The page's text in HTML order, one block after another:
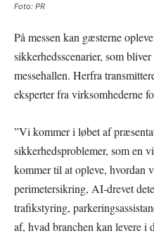
Foto: PR
På messen kan gæsterne
sikkerhedsscenarier, som
messehallen. Herfra
eksperter fra virksomhederne
”Vi kommer i løbet af
sikkerhedsproblemer, som en
kommer til at opleve, hvordan
perimetersikring, AI-drevet
trafikstyring,
af, hvad branchen kan levere i